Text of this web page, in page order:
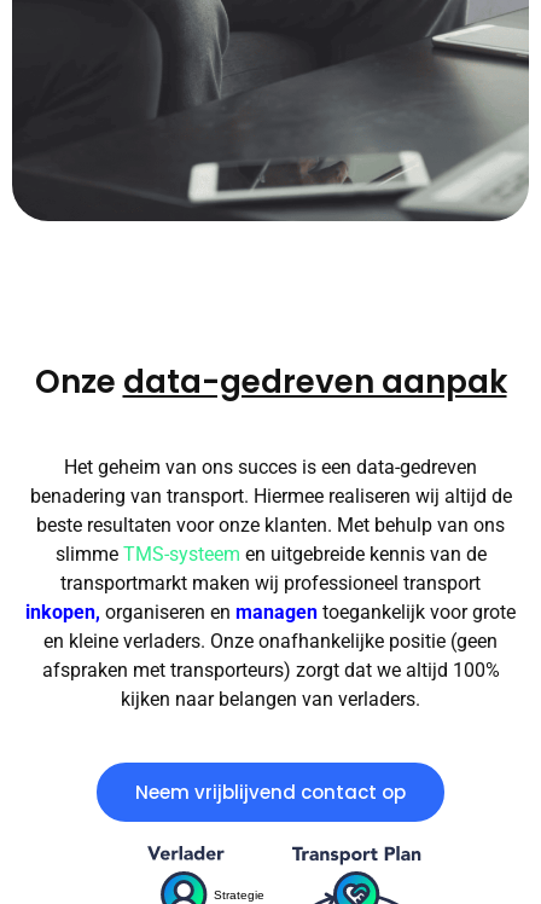
Onze data-gedreven aanpak
Het geheim van ons succes is een data-gedreven
benadering van transport. Hiermee realiseren wij altijd de
beste resultaten voor onze klanten. Met behulp van ons
slimme TMS-systeem en uitgebreide kennis van de
transportmarkt maken wij professioneel transport
inkopen, organiseren en managen toegankelijk voor grote
en kleine verladers. Onze onafhankelijke positie (geen
afspraken met transporteurs) zorgt dat we altijd 100%
kijken naar belangen van verladers.
Neem vrijblijvend contact op
Strategie